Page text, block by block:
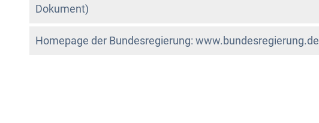
Dokument)
Homepage der Bundesregierung: www.bundesregierung.de